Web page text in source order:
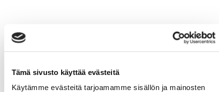
Tämä sivusto käyttää evästeitä
Käytämme evästeitä tarjoamamme sisällön ja mainosten